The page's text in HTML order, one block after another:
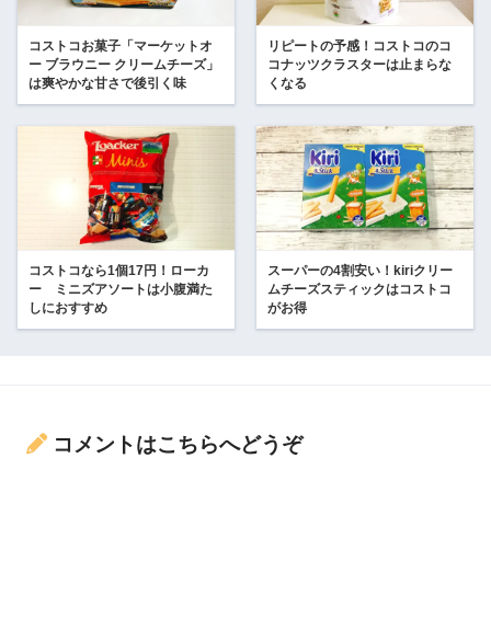
コストコお菓子「マーケットオ
ー ブラウニー クリームチーズ」
は爽やかな甘さで後引く味
リピートの予感！コストコのコ
コナッツクラスターは止まらな
くなる
コストコなら1個17円！ローカ
ー ミニズアソートは小腹満た
しにおすすめ
スーパーの4割安い！kiriクリー
ムチーズスティックはコストコ
がお得
コメントはこちらへどうぞ